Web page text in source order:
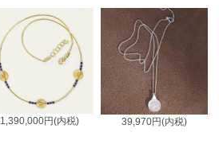
1,390,000円(内税) 39,970円(内税)